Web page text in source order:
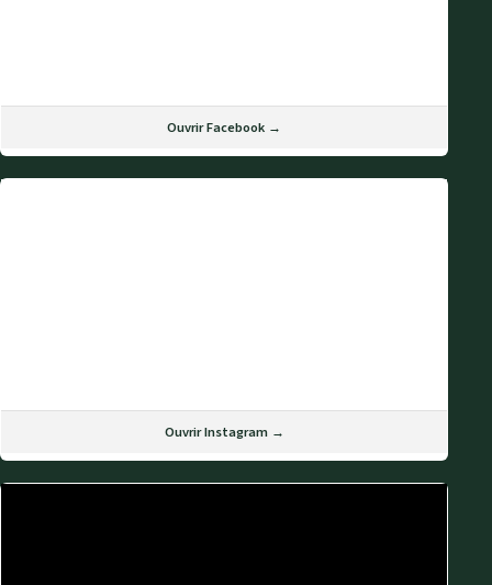
Ouvrir Facebook →
Ouvrir Instagram →